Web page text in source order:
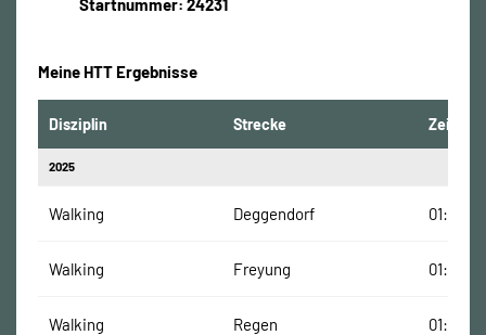
Startnummer: 24231
Meine HTT Ergebnisse
Disziplin Strecke Zeit
2025
Walking Deggendorf
Walking Freyung
Walking Regen